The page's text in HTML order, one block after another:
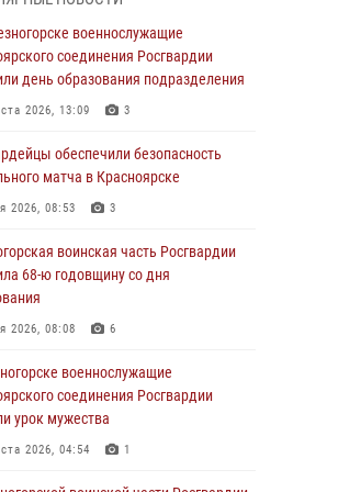
взрывотехники
Росгвардии уничтожили
снаряд
2026, 04:52 1
сотрудники
охраны Росгвардии
подозреваемого в серии краж из
2026, 09:57
Росгвардии обеспечили
порядок во время
2026, 08:36 1
сотрудники Росгвардии
военнослужащие
соединения Росгвардии
день образования подразделения
2026, 13:09 3
обеспечили безопасность
матча в Красноярске
2026, 08:53 3
воинская часть Росгвардии
68-ю годовщину со дня
2026, 08:08 6
военнослужащие
соединения Росгвардии
урок мужества
2026, 04:54 1